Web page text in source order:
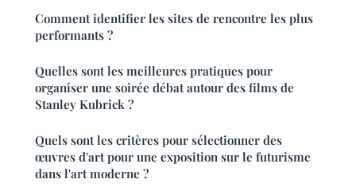
Comment identifier les sites de rencontre les plus
performants ?
Quelles sont les meilleures pratiques pour
organiser une soirée débat autour des films de
Stanley Kubrick ?
Quels sont les critères pour sélectionner des
œuvres d'art pour une exposition sur le futurisme
dans l'art moderne ?